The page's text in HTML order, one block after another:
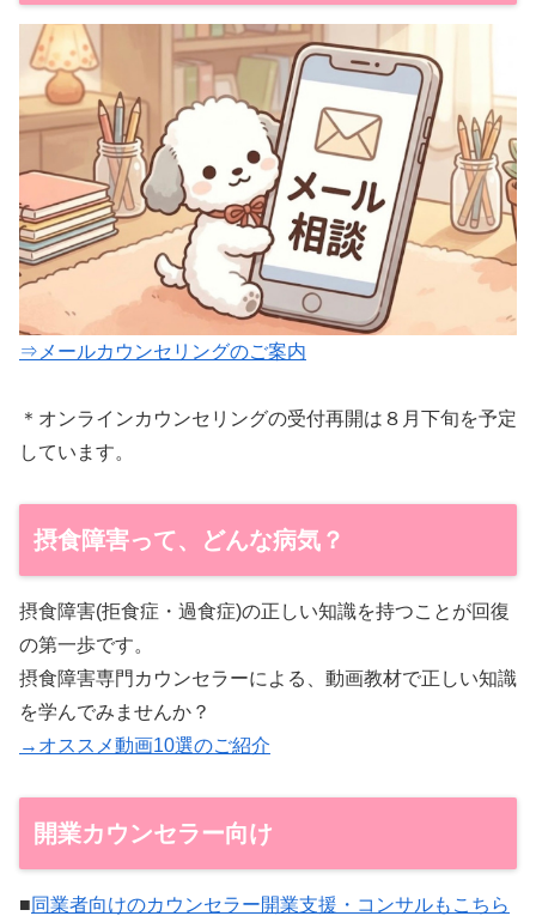
⇒メールカウンセリングのご案内
＊オンラインカウンセリングの受付再開は８月下旬を予定
しています。
摂食障害って、どんな病気？
摂食障害(拒食症・過食症)の正しい知識を持つことが回復
の第一歩です。
摂食障害専門カウンセラーによる、動画教材で正しい知識
を学んでみませんか？
→オススメ動画10選のご紹介
開業カウンセラー向け
■同業者向けのカウンセラー開業支援・コンサルもこちら